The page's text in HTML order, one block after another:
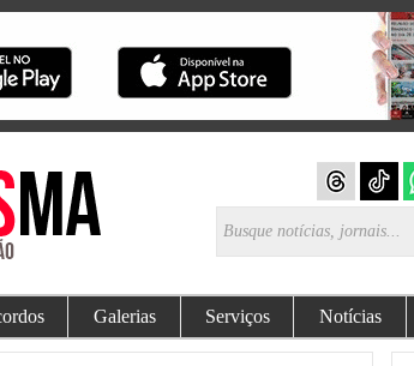
Galerias Serviços Notícias